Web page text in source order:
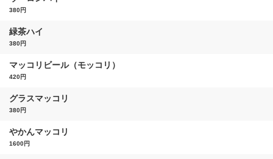
380円
緑茶ハイ
380円
マッコリビール（モッコリ）
420円
グラスマッコリ
380円
やかんマッコリ
1600円